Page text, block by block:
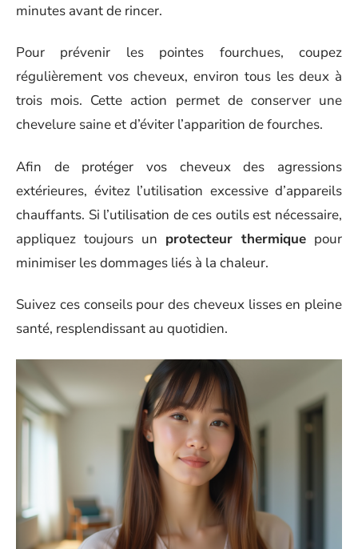
minutes avant de rincer.
Pour prévenir les pointes fourchues, coupez
régulièrement vos cheveux, environ tous les deux à
trois mois. Cette action permet de conserver une
chevelure saine et d’éviter l’apparition de fourches.
Afin de protéger vos cheveux des agressions
extérieures, évitez l’utilisation excessive d’appareils
chauffants. Si l’utilisation de ces outils est nécessaire,
appliquez toujours un protecteur thermique pour
minimiser les dommages liés à la chaleur.
Suivez ces conseils pour des cheveux lisses en pleine
santé, resplendissant au quotidien.